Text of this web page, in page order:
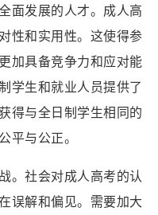
面发展的人才。成人高
性和实用性。这使得参
加具备竞争力和应对能
学生和就业人员提供了
得与全日制学生相同的
平与公正。
。社会对成人高考的认
误解和偏见。需要加大